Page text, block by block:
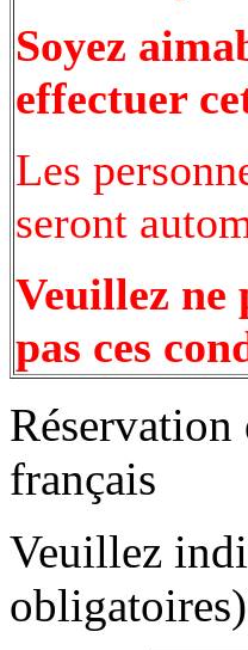
Soyez
effectuer
Les
seront
Veuillez ne
pas ces
Réservation
français
Veuillez